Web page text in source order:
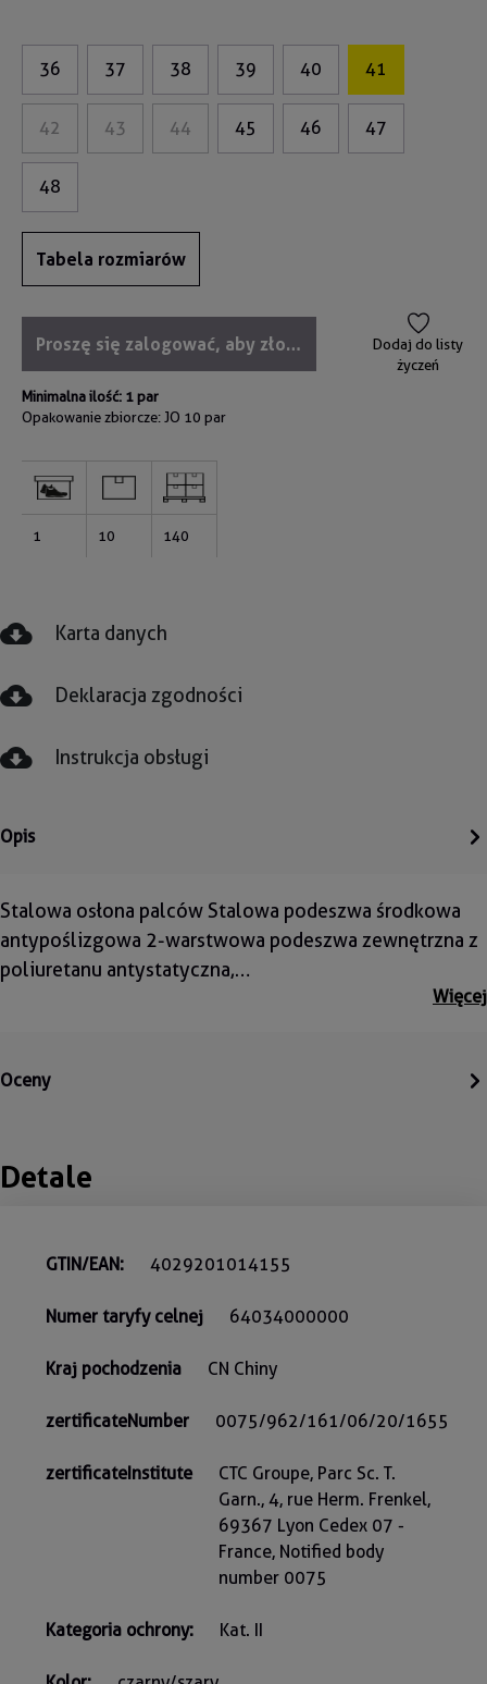
36 37 38 39 40 41
42 43 44 45 46 47
48
Tabela rozmiarów
Proszę się zalogować, aby złożyć zamówienie
Dodaj do listy
życzeń
Minimalna ilość: 1 par
Opakowanie zbiorcze: JO 10 par
1 10 140
Karta danych
Deklaracja zgodności
Instrukcja obsługi
Opis
Stalowa osłona palców Stalowa podeszwa środkowa
antypoślizgowa 2-warstwowa podeszwa zewnętrzna z
poliuretanu antystatyczna,…
Więcej
Oceny
Detale
GTIN/EAN: 4029201014155
Numer taryfy celnej 64034000000
Kraj pochodzenia CN Chiny
zertificateNumber 0075/962/161/06/20/1655
zertificateInstitute
CTC Groupe, Parc Sc. T.
Garn., 4, rue Herm. Frenkel,
69367 Lyon Cedex 07 -
France, Notified body
number 0075
Kategoria ochrony: Kat. II